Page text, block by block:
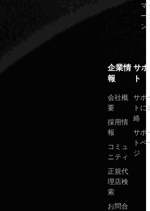
マ
ー
ン
企業情
報
会社概
要
採用情
報
コミュ
ニティ
正規代
理店検
索
お問合
サ
ト
サポ
トに
絡
サポ
トペ
ジ